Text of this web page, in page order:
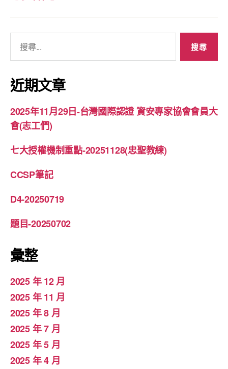
鍵
字:
近期文章
2025年11月29日-台灣國際認證 資安專家協會會員大
會(志工們)
七大授權機制重點-20251128(忠聖教練)
CCSP筆記
D4-20250719
題目-20250702
彙整
2025 年 12 月
2025 年 11 月
2025 年 8 月
2025 年 7 月
2025 年 5 月
2025 年 4 月